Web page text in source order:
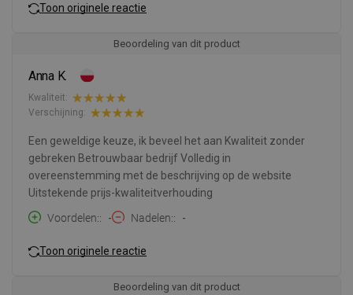
Toon originele reactie
Beoordeling van dit product
Anna K.
Kwaliteit:
Verschijning:
Een geweldige keuze, ik beveel het aan Kwaliteit zonder
gebreken Betrouwbaar bedrijf Volledig in
overeenstemming met de beschrijving op de website
Uitstekende prijs-kwaliteitverhouding
Voordelen:
- Nadelen: -
Toon originele reactie
Beoordeling van dit product